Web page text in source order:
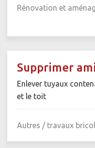
Rénovation et
Supprimer
Enlever tuyaux
et le toit
Autres / travaux